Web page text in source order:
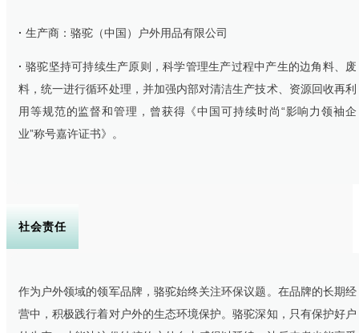
日常通勤、城野露营、徒步穿越
· 生产商：骆驼（中国）户外用品有限公司
·骆驼坚持可持续生产原则，科学管理生产过程中产生的边角料、废
料，统一进行循环处理，并加强内部对清洁生产技术、资源回收再利
用等规范的监督和管理，曾获得《中国可持续时尚“影响力领袖企
业”称号嘉许证书》。
社会责任
作为户外领域的领军品牌，骆驼始终关注环保议题。在品牌的长期经
营中，积极践行着对户外的生态环境保护。骆驼深知，只有保护好户